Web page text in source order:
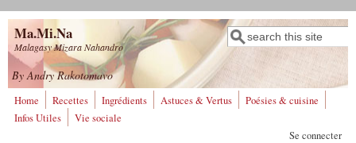
Aller au contenu principal
Ma.Mi.Na
Malagasy Mizara Nahandro
Formulaire de
recherche
Rechercher
By Andry Rakotomavo
Home Recettes Ingrédients Astuces & Vertus
Poésies & cuisine
Infos Utiles
Vie sociale
Se connecter